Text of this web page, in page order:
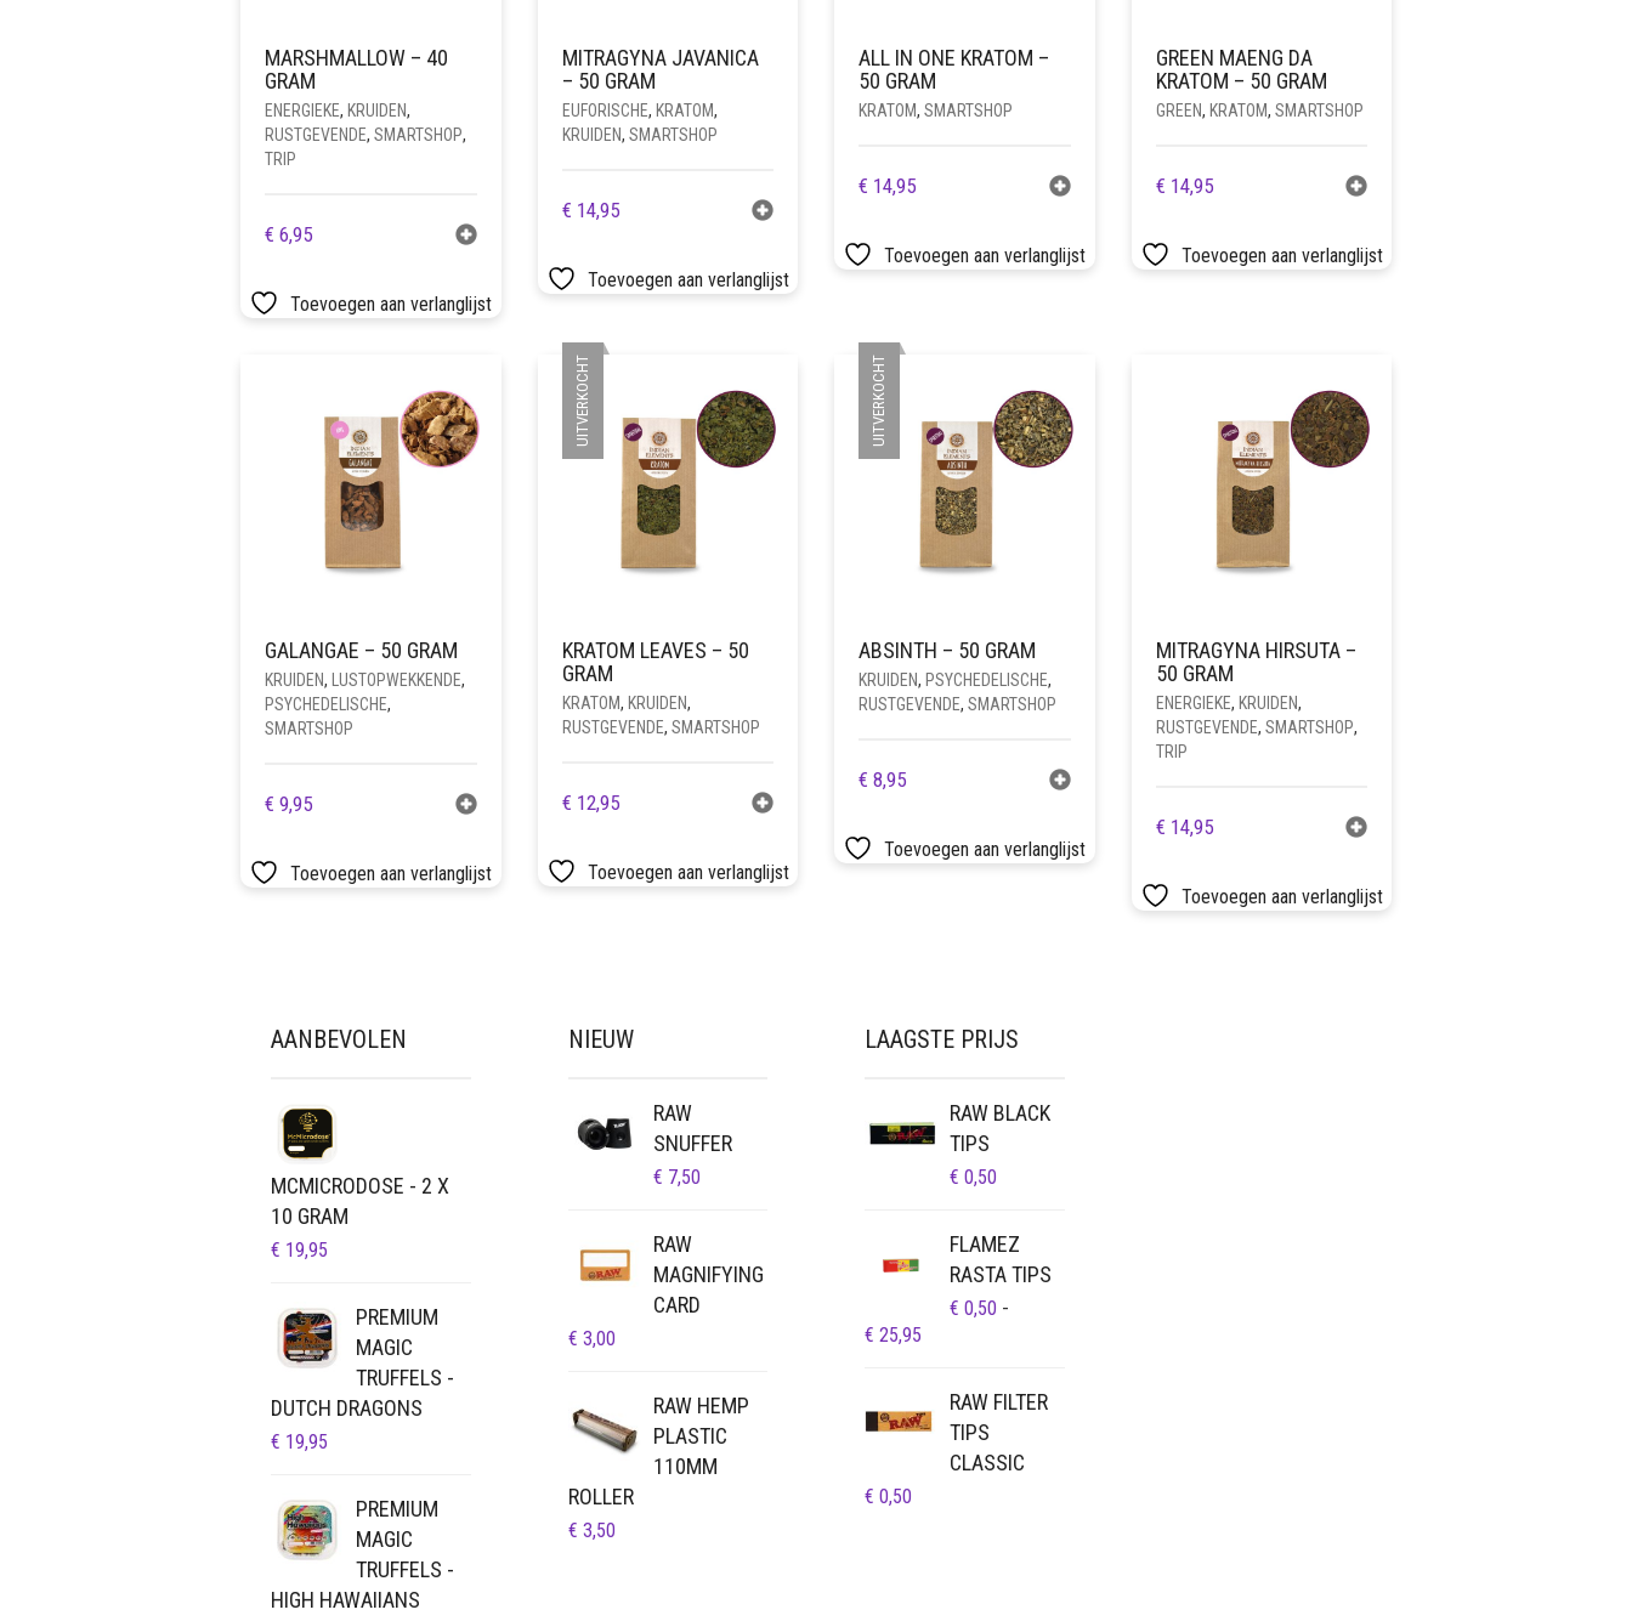
MARSHMALLOW – 40
GRAM
ENERGIEKE, KRUIDEN,
RUSTGEVENDE, SMARTSHOP,
TRIP
€ 6,95
Toevoegen aan verlanglijst
MITRAGYNA JAVANICA
– 50 GRAM
EUFORISCHE, KRATOM,
KRUIDEN, SMARTSHOP
€ 14,95
Toevoegen aan verlanglijst
ALL IN ONE KRATOM –
50 GRAM
KRATOM, SMARTSHOP
€ 14,95
Toevoegen aan verlanglijst
GREEN MAENG DA
KRATOM – 50 GRAM
GREEN, KRATOM, SMARTSHOP
€ 14,95
Toevoegen aan verlanglijst
GALANGAE – 50 GRAM
KRUIDEN, LUSTOPWEKKENDE,
PSYCHEDELISCHE,
SMARTSHOP
€ 9,95
Toevoegen aan verlanglijst
UITVERKOCHT
KRATOM LEAVES – 50
GRAM
KRATOM, KRUIDEN,
RUSTGEVENDE, SMARTSHOP
€ 12,95
Toevoegen aan verlanglijst
UITVERKOCHT
ABSINTH – 50 GRAM
KRUIDEN, PSYCHEDELISCHE,
RUSTGEVENDE, SMARTSHOP
€ 8,95
Toevoegen aan verlanglijst
MITRAGYNA HIRSUTA –
50 GRAM
ENERGIEKE, KRUIDEN,
RUSTGEVENDE, SMARTSHOP,
TRIP
€ 14,95
Toevoegen aan verlanglijst
AANBEVOLEN
MCMICRODOSE - 2 X
10 GRAM
€ 19,95
PREMIUM
MAGIC
TRUFFELS -
DUTCH DRAGONS
€ 19,95
PREMIUM
MAGIC
TRUFFELS -
HIGH HAWAIIANS
NIEUW
RAW
SNUFFER
€ 7,50
RAW
MAGNIFYING
CARD
€ 3,00
RAW HEMP
PLASTIC
110MM
ROLLER
€ 3,50
LAAGSTE PRIJS
RAW BLACK
TIPS
€ 0,50
FLAMEZ
RASTA TIPS
€ 0,50 -
€ 25,95
€ 25,95RAW FILTER
TIPS
CLASSIC
€ 0,50